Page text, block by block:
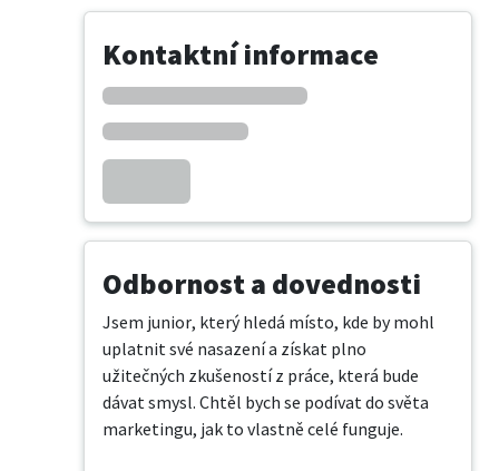
Kontaktní informace
Odbornost a dovednosti
Jsem junior, který hledá místo, kde by mohl
uplatnit své nasazení a získat plno
užitečných zkušeností z práce, která bude
dávat smysl. Chtěl bych se podívat do světa
marketingu, jak to vlastně celé funguje.